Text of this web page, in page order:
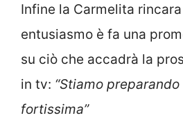
Infine la Carmelita
entusiasmo è fa una
su ciò che accadrà la
in tv: “Stiamo
fortissima”